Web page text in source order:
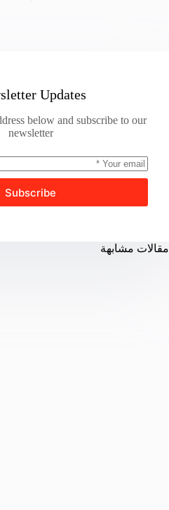
Updates
below and subscribe to our
newsletter
Subscribe
مقالات مشابهة